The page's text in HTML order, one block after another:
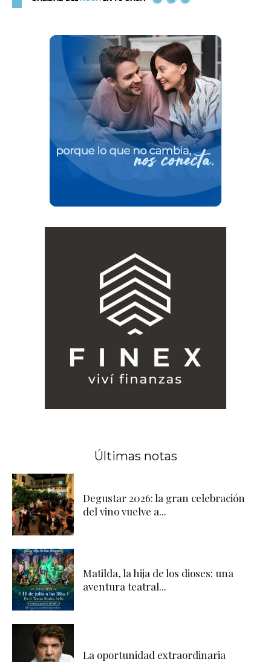
Últimas notas
Degustar 2026: la gran celebración
del vino vuelve a...
Matilda, la hija de los dioses: una
aventura teatral...
La oportunidad extraordinaria